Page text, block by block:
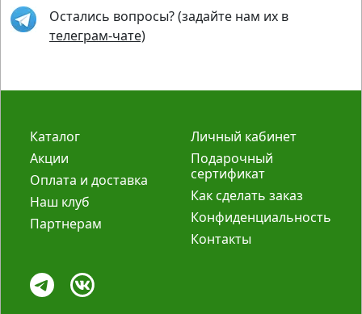
Остались вопросы? (задайте нам их в
телеграм-чате)
Каталог
Акции
Оплата и доставка
Наш клуб
Партнерам
Личный кабинет
Подарочный
сертификат
Как сделать заказ
Конфиденциальность
Контакты